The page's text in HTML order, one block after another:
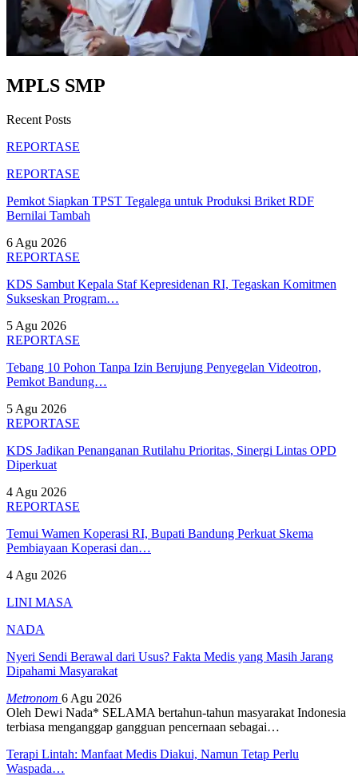
MPLS SMP
Recent Posts
REPORTASE
REPORTASE
Pemkot Siapkan TPST Tegalega untuk Produksi Briket RDF
Bernilai Tambah
6 Agu 2026
REPORTASE
KDS Sambut Kepala Staf Kepresidenan RI, Tegaskan Komitmen
Sukseskan Program…
5 Agu 2026
REPORTASE
Tebang 10 Pohon Tanpa Izin Berujung Penyegelan Videotron,
Pemkot Bandung…
5 Agu 2026
REPORTASE
KDS Jadikan Penanganan Rutilahu Prioritas, Sinergi Lintas OPD
Diperkuat
4 Agu 2026
REPORTASE
Temui Wamen Koperasi RI, Bupati Bandung Perkuat Skema
Pembiayaan Koperasi dan…
4 Agu 2026
LINI MASA
NADA
Nyeri Sendi Berawal dari Usus? Fakta Medis yang Masih Jarang
Dipahami Masyarakat
Metronom 6 Agu 2026
Oleh Dewi Nada* SELAMA bertahun-tahun masyarakat Indonesia
terbiasa menganggap gangguan pencernaan sebagai…
Terapi Lintah: Manfaat Medis Diakui, Namun Tetap Perlu
Waspada…